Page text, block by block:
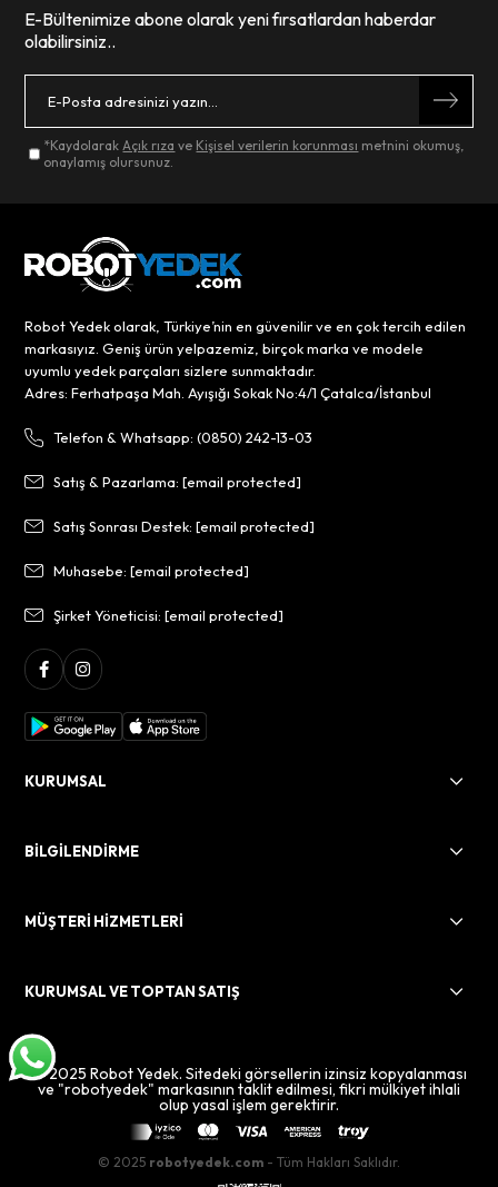
E-Bültenimize abone olarak yeni fırsatlardan haberdar
olabilirsiniz..
*KaydolarakAçık rıza ve Kişisel verilerin korunması metnini okumuş,
onaylamış olursunuz.
Robot Yedek olarak, Türkiye’nin en güvenilir ve en çok tercih edilen
markasıyız. Geniş ürün yelpazemiz, birçok marka ve modele
uyumlu yedek parçaları sizlere sunmaktadır.
Adres: Ferhatpaşa Mah. Ayışığı Sokak No:4/1 Çatalca/İstanbul
Telefon & Whatsapp: (0850) 242-13-03
Satış & Pazarlama:[email protected]
Satış Sonrası Destek:[email protected]
Muhasebe:[email protected]
Şirket Yöneticisi:[email protected]
KURUMSAL
BİLGİLENDİRME
MÜŞTERİ HİZMETLERİ
KURUMSAL VE TOPTAN SATIŞ
© 2025 Robot Yedek. Sitedeki görsellerin izinsiz kopyalanması
ve "robotyedek" markasının taklit edilmesi, fikri mülkiyet ihlali
olup yasal işlem gerektirir.
© 2025 robotyedek.com - Tüm Hakları Saklıdır.